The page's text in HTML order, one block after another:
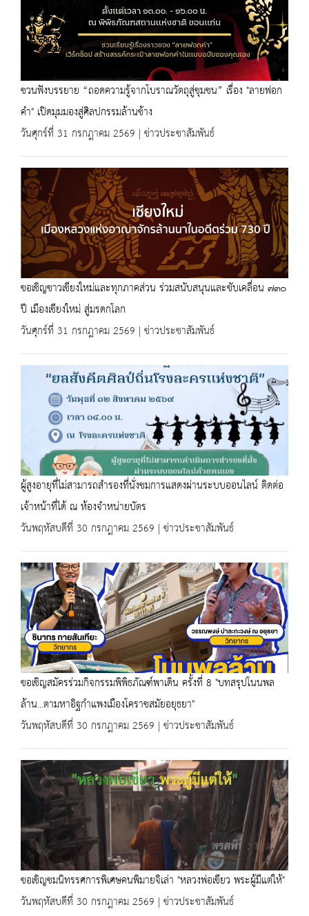
ชวนฟังบรรยาย “ถอดความรู้จากโบราณวัตถุสู่ชุมชน” เรื่อง "ลายฟอก
คำ" เปิดมุมมองสู่ศิลปกรรมล้านช้าง
วันศุกร์ที่ 31 กรกฎาคม 2569 | ข่าวประชาสัมพันธ์
ขอเชิญชาวเชียงใหม่และทุกภาคส่วน ร่วมสนับสนุนและขับเคลื่อน ๗๓๐
ปี เมืองเชียงใหม่ สู่มรดกโลก
วันศุกร์ที่ 31 กรกฎาคม 2569 | ข่าวประชาสัมพันธ์
ผู้สูงอายุที่ไม่สามารถสำรองที่นั่งชมการแสดงผ่านระบบออนไลน์ ติดต่อ
เจ้าหน้าที่ได้ ณ ห้องจำหน่ายบัตร
วันพฤหัสบดีที่ 30 กรกฎาคม 2569 | ข่าวประชาสัมพันธ์
ขอเชิญสมัครร่วมกิจกรรมพิพิธภัณฑ์พาเดิน ครั้งที่ 8 "บทสรุปโนนพล
ล้าน...ตามหาอิฐกำแพงเมืองโคราชสมัยอยุธยา"
วันพฤหัสบดีที่ 30 กรกฎาคม 2569 | ข่าวประชาสัมพันธ์
ขอเชิญชมนิทรรศการพิเศษคนพิมายจิเล่า "หลวงพ่อเขียว พระผู้มีแต่ให้"
วันพฤหัสบดีที่ 30 กรกฎาคม 2569 | ข่าวประชาสัมพันธ์